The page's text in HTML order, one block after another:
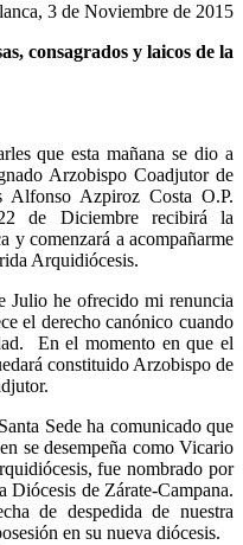
3 de Noviembre de 2015
consagrados y laicos de la
que esta mañana se dio a
Arzobispo Coadjutor de
Azpiroz Costa O.P.
de Diciembre recibirá la
y comenzará a acompañarme
Arquidiócesis.
Julio he ofrecido mi renuncia
el derecho canónico cuando
En el momento en que el
constituido Arzobispo de
Sede ha comunicado que
se desempeña como Vicario
fue nombrado por
Diócesis de Zárate-Campana.
de despedida de nuestra
en su nueva diócesis.